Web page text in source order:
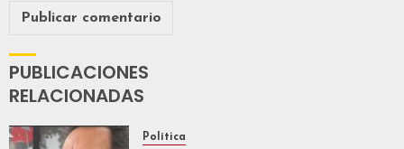
PUBLICACIONES
RELACIONADAS
Política